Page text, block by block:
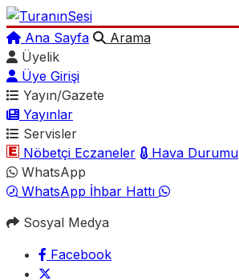
Ana Sayfa
Arama
Üyelik
Üye Girişi
Yayın/Gazete
Yayınlar
Servisler
Nöbetçi Eczaneler
Hava Durumu
WhatsApp
WhatsApp İhbar Hattı
Sosyal Medya
Facebook